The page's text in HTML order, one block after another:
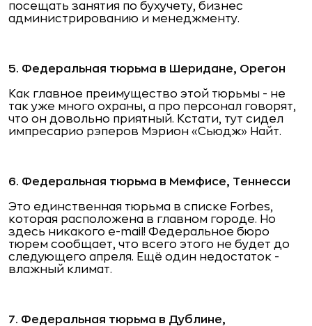
посещать занятия по бухучету, бизнес
администрированию и менеджменту.
5. Федеральная тюрьма в Шеридане, Орегон
Как главное преимущество этой тюрьмы - не
так уже много охраны, а про персонал говорят,
что он довольно приятный. Кстати, тут сидел
импресарио рэперов Мэрион «Сьюдж» Найт.
6. Федеральная тюрьма в Мемфисе, Теннесси
Это единственная тюрьма в списке Forbes,
которая расположена в главном городе. Но
здесь никакого e-mail! Федеральное бюро
тюрем сообщает, что всего этого не будет до
следующего апреля. Ещё один недостаток -
влажный климат.
7. Федеральная тюрьма в Дублине,